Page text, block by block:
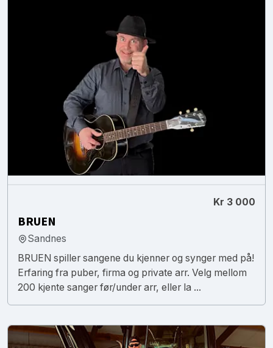
Kr 3 000
BRUEN
Sandnes
BRUEN spiller sangene du kjenner og synger med på!
Erfaring fra puber, firma og private arr. Velg mellom
200 kjente sanger før/under arr, eller la ...